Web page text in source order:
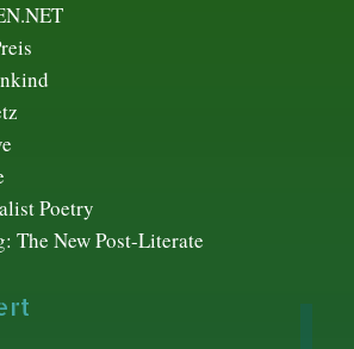
Poetry
The New Post-Literate